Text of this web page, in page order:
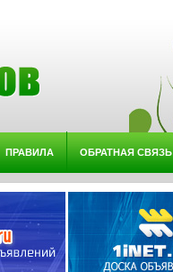
ПРАВИЛА ОБРАТНАЯ СВЯЗЬ